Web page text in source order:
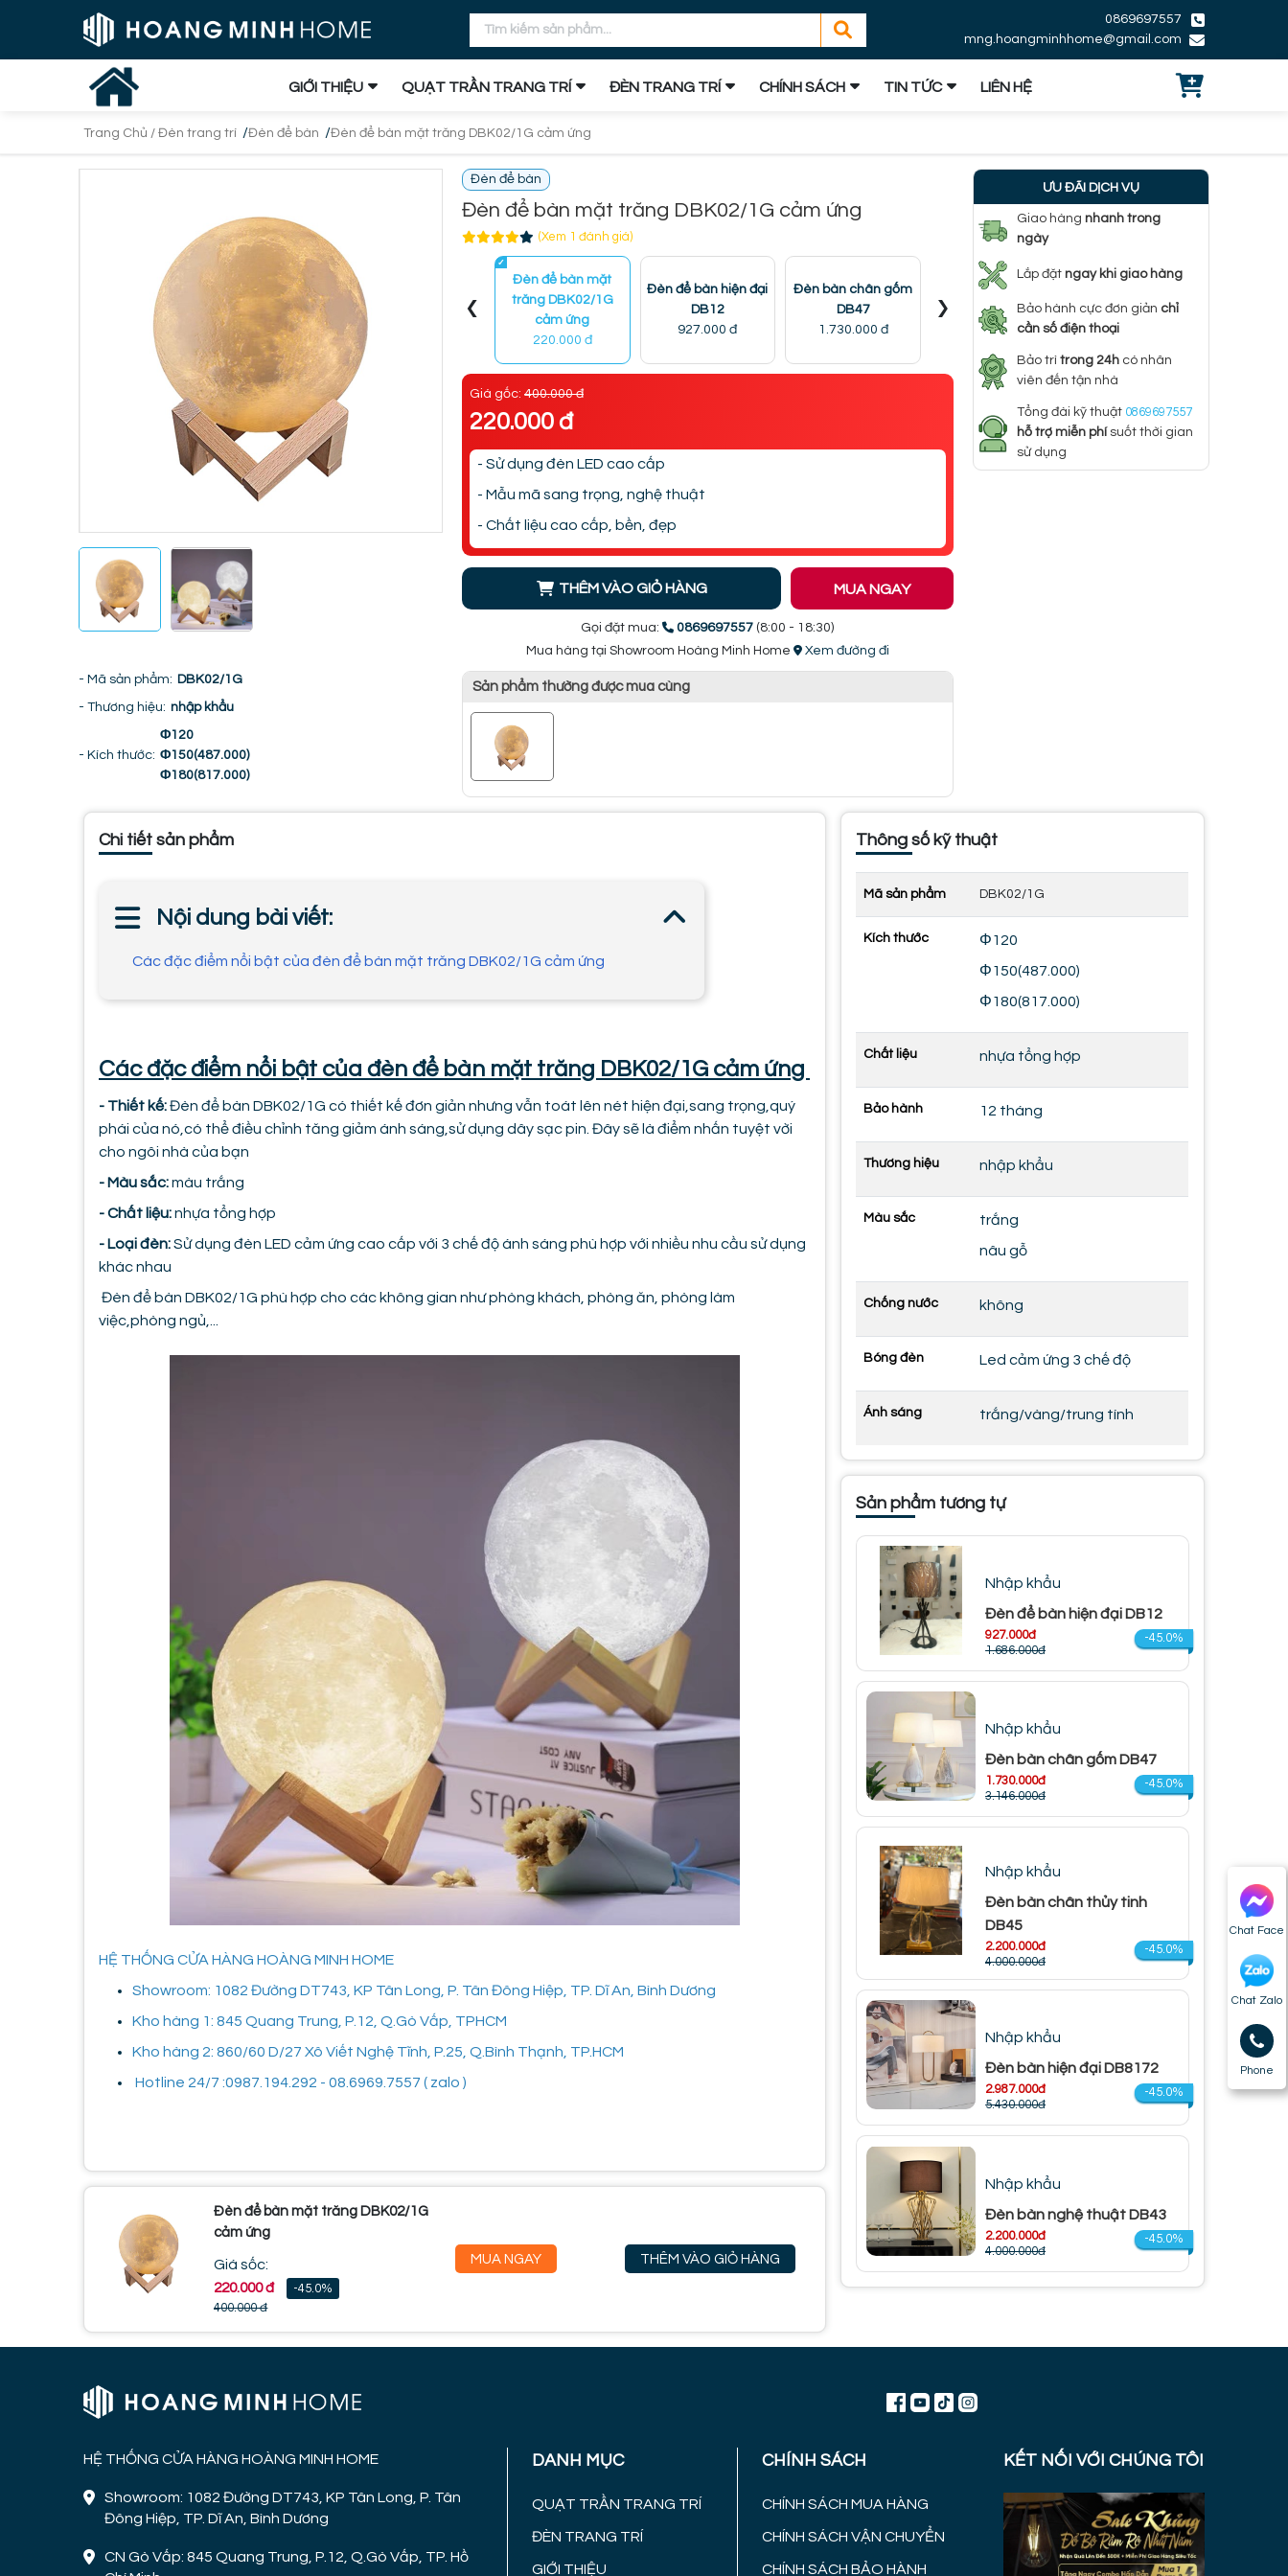
0869697557
mng.hoangminhhome@gmail.com
GIỚI THIỆU QUẠT TRẦN TRANG TRÍ ĐÈN TRANG TRÍ CHÍNH SÁCH TIN TỨC LIÊN HỆ
Chat Face
Chat Zalo
Phone
Trang Chủ / Đèn trang trí /Đèn để bàn /Đèn để bàn mặt trăng DBK02/1G cảm ứng
- Mã sản phẩm: DBK02/1G
- Thương hiệu: nhập khẩu
- Kích thước:
Φ120
Φ150(487.000)
Φ180(817.000)
Đèn để bàn
Đèn để bàn mặt trăng DBK02/1G cảm ứng
(Xem 1 đánh giá)
Đèn để bàn mặt
trăng DBK02/1G
cảm ứng
220.000 đ
Đèn để bàn hiện đại
DB12
927.000 đ
Đèn bàn chân gốm
DB47
1.730.000 đ
Đèn bàn chân thủy
tinh DB45
2.200.000 đ
DB8172
2.987.000 đ
‹ ›
Giá gốc: 400.000 đ
220.000 đ
- Sử dụng đèn LED cao cấp
- Mẫu mã sang trọng, nghệ thuật
- Chất liệu cao cấp, bền, đẹp
THÊM VÀO GIỎ HÀNG MUA NGAY
Gọi đặt mua: 0869697557 (8:00 - 18:30)
Mua hàng tại Showroom Hoàng Minh Home
Xem đường đi
Sản phẩm thường được mua cùng
ƯU ĐÃI DỊCH VỤ
Giao hàng nhanh trong
ngày
Lắp đặt ngay khi giao hàng
Bảo hành cực đơn giản chỉ
cần số điện thoại
Bảo trì trong 24hcó nhân
viên đến tận nhà
Tổng đài kỹ thuật 0869697557
hỗ trợ miễn phísuốt thời gian
sử dụng
Chi tiết sản phẩm
Nội dung bài viết:
Các đặc điểm nổi bật của đèn để bàn mặt trăng DBK02/1G cảm ứng
Các đặc điểm nổi bật của đèn để bàn mặt trăng DBK02/1G cảm ứng
- Thiết kế:Đèn để bàn DBK02/1G có thiết kế đơn giản nhưng vẫn toát lên nét hiện đại,sang trọng,quý
phái của nó,có thể điều chỉnh tăng giảm ánh sáng,sử dụng dây sạc pin. Đây sẽ là điểm nhấn tuyệt vời
cho ngôi nhà của bạn
- Màu sắc:màu trắng
- Chất liệu:nhựa tổng hợp
- Loại đèn:Sử dụng đèn LED cảm ứng cao cấp với 3 chế độ ánh sáng phù hợp với nhiều nhu cầu sử dụng
khác nhau
Đèn để bàn DBK02/1G phù hợp cho các không gian như phòng khách, phòng ăn, phòng làm
việc,phòng ngủ,...
HỆ THỐNG CỬA HÀNG HOÀNG MINH HOME
Showroom: 1082 Đường DT743, KP Tân Long, P. Tân Đông Hiệp, TP. Dĩ An, Bình Dương
Kho hàng 1: 845 Quang Trung, P.12, Q.Gò Vấp, TPHCM
Kho hàng 2: 860/60 D/27 Xô Viết Nghệ Tĩnh, P.25, Q.Bình Thạnh, TP.HCM
Hotline 24/7 :0987.194.292 - 08.6969.7557 ( zalo )
Đèn để bàn mặt trăng DBK02/1G
cảm ứng
Giá sốc:
220.000 đ
-45.0%
400.000 đ
MUA NGAY THÊM VÀO GIỎ HÀNG
Thông số kỹ thuật
Mã sản phẩm DBK02/1G
Kích thước
Φ120
Φ150(487.000)
Φ180(817.000)
Chất liệu nhựa tổng hợp
Bảo hành 12 tháng
Thương hiệu nhập khẩu
Màu sắc
trắng
nâu gỗ
Chống nước không
Bóng đèn Led cảm ứng 3 chế độ
Ánh sáng trắng/vàng/trung tính
Sản phẩm tương tự
Nhập khẩu
Đèn để bàn hiện đại DB12
927.000đ
1.686.000đ
-45.0%
Nhập khẩu
Đèn bàn chân gốm DB47
1.730.000đ
3.146.000đ
-45.0%
Nhập khẩu
Đèn bàn chân thủy tinh
DB45
2.200.000đ
4.000.000đ
-45.0%
Nhập khẩu
Đèn bàn hiện đại DB8172
2.987.000đ
5.430.000đ
-45.0%
Nhập khẩu
Đèn bàn nghệ thuật DB43
2.200.000đ
4.000.000đ
-45.0%
HỆ THỐNG CỬA HÀNG HOÀNG MINH HOME
Showroom: 1082 Đường DT743, KP Tân Long, P. Tân
Đông Hiệp, TP. Dĩ An, Bình Dương
CN Gò Vấp: 845 Quang Trung, P.12, Q.Gò Vấp, TP. Hồ
DANH MỤC
QUẠT TRẦN TRANG TRÍ
ĐÈN TRANG TRÍ
GIỚI THIỆU
CHÍNH SÁCH
CHÍNH SÁCH MUA HÀNG
CHÍNH SÁCH VẬN CHUYỂN
CHÍNH SÁCH BẢO HÀNH
KẾT NỐI VỚI CHÚNG TÔI